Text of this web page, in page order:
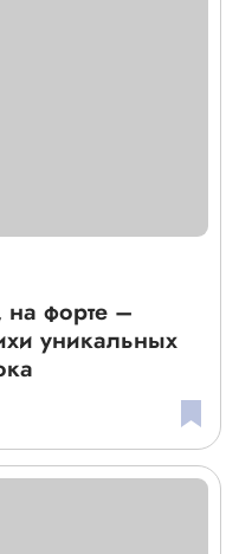
форте –
уникальных